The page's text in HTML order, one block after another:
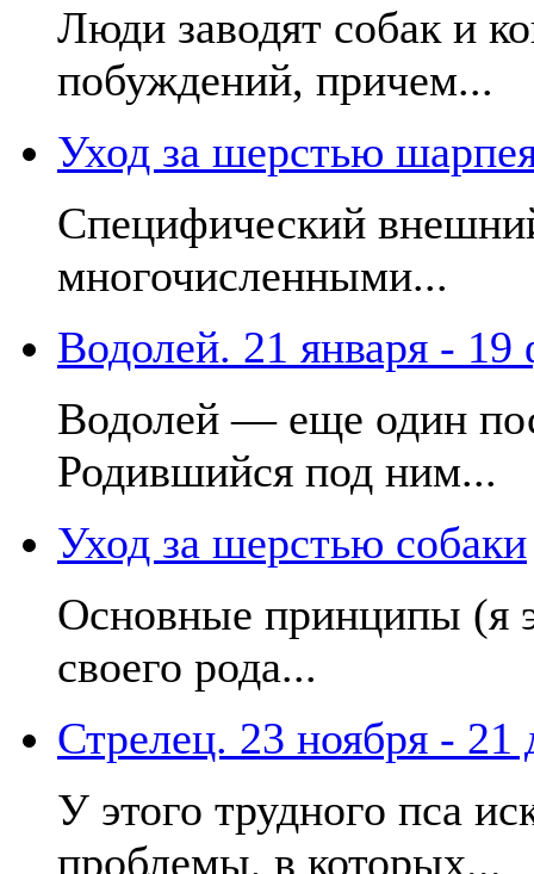
Люди заводят собак и
побуждений, причем...
Уход за шерстью
Специфический
многочисленными...
Водолей. 21 января - 19
Водолей — еще один
Родившийся под ним...
Уход за шерстью собаки
Основные принципы (я
своего рода...
Стрелец. 23 ноября - 21
У этого трудного пса
проблемы, в которых...